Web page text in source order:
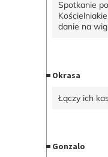
Spotkanie
danie na
Okrasa
Łączy ich
Gonzalo